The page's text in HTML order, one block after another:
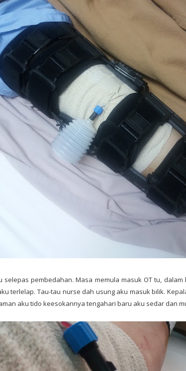
selepas pembedahan. Masa memula masuk OT tu,
terlelap. Tau-tau nurse dah usung aku masuk bilik.
aku tido keesokannya tengahari baru aku sedar dan